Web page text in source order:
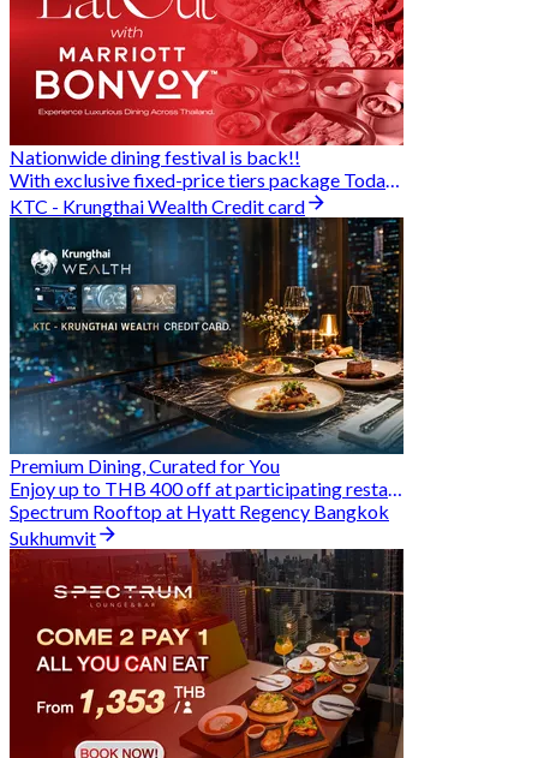
Nationwide dining festival is back!!
With exclusive fixed-price tiers package Today - 31 Aug
KTC - Krungthai Wealth Credit card
Premium Dining, Curated for You
Enjoy up to THB 400 off at participating restaurants.
Spectrum Rooftop at Hyatt Regency Bangkok
Sukhumvit